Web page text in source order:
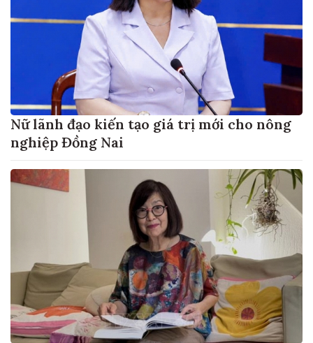
Nữ lãnh đạo kiến tạo giá trị mới cho nông
nghiệp Đồng Nai